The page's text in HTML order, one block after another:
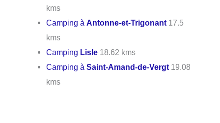
kms
Camping àAntonne-et-Trigonant 17.5
kms
Camping Lisle 18.62 kms
Camping àSaint-Amand-de-Vergt 19.08
kms